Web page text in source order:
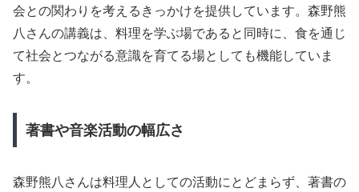
会との関わりを考えるきっかけを提供しています。森野熊
八さんの講義は、料理を学ぶ場であると同時に、食を通じ
て社会とつながる意識を育てる場としても機能していま
す。
著書や音楽活動の幅広さ
森野熊八さんは料理人としての活動にとどまらず、著書の